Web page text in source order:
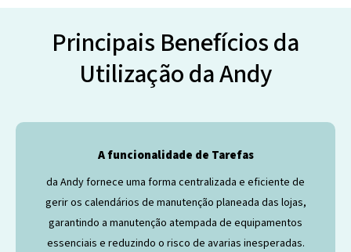
Principais Benefícios da
Utilização da Andy
A funcionalidade de Tarefas
da Andy fornece uma forma centralizada e eficiente de
gerir os calendários de manutenção planeada das lojas,
garantindo a manutenção atempada de equipamentos
essenciais e reduzindo o risco de avarias inesperadas.